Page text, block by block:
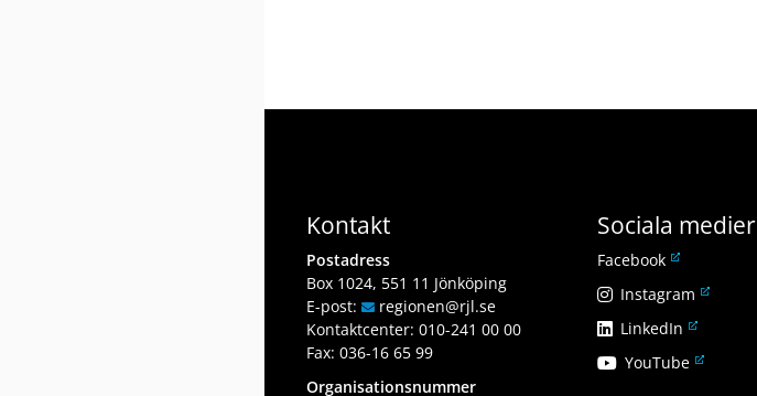
Kontakt
Postadress
Box 1024, 551 11 Jönköping
E-post:
regionen@rjl.se
Kontaktcenter: 010-241 00 00
Fax: 036-16 65 99
Organisationsnummer
Sociala medier
FacebookL
n
k
i
Instagram L
ä
k
LinkedIn L
n
YouTubeL